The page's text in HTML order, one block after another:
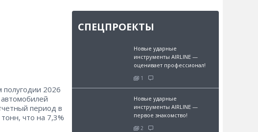
полугодии 2026
период в
что на 7,3%
СПЕЦПРОЕКТЫ
Новые ударные
инструменты AIRLINE —
оценивает профессионал!
1
Новые ударные
инструменты AIRLINE —
первое знакомство!
2